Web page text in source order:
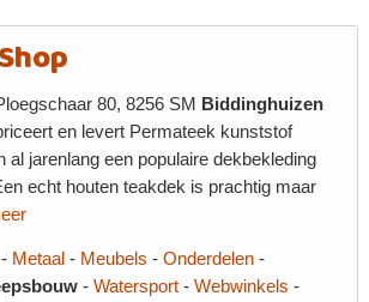
80, 8256 SM
Biddinghuizen
en levert Permateek kunststof
al jarenlang een populaire dekbekleding
echt houten teakdek is prachtig maar
- Metaal - Meubels -Onderdelen -
-Watersport -Webwinkels -